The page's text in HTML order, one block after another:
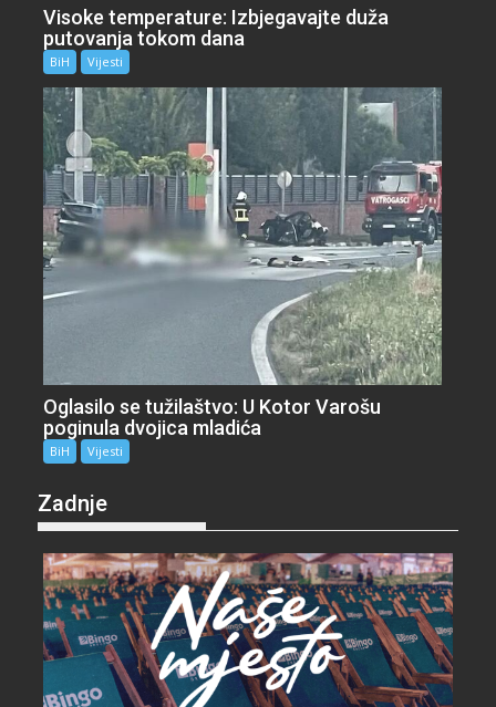
Visoke temperature: Izbjegavajte duža
putovanja tokom dana
BiH Vijesti
Oglasilo se tužilaštvo: U Kotor Varošu
poginula dvojica mladića
BiH Vijesti
Zadnje